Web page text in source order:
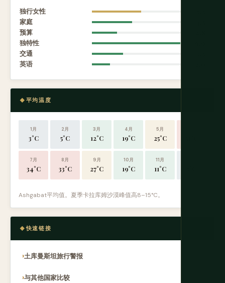
独行女性
家庭
预算
独特性
交通
英语
平均温度
1月
3°C
2月
5°C
3月
12°C
4月
19°C
5月
25°C
7月
34°C
8月
33°C
9月
27°C
10月
19°C
11月
11°C
Ashgabat平均值。夏季卡拉库姆沙漠峰值高8–15°C。
快速链接
土库曼斯坦旅行警报
与其他国家比较